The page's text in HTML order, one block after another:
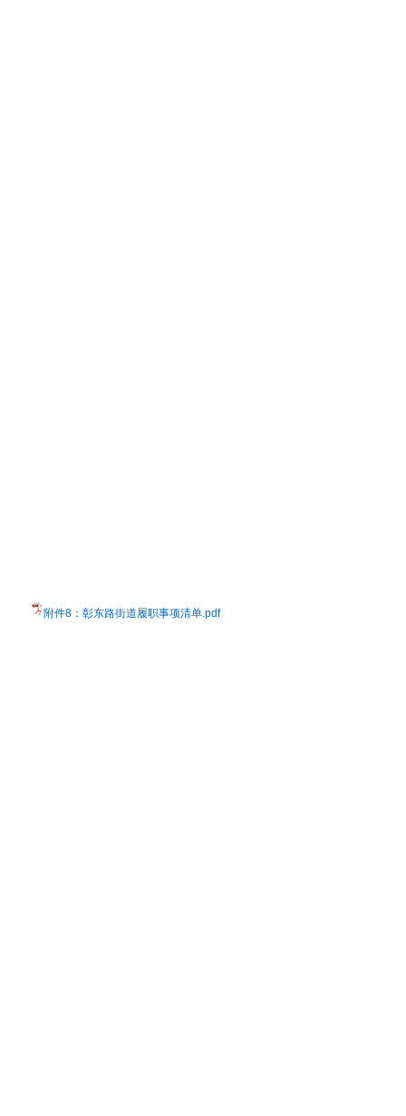
附件8：彰东路街道履职事项清单.pdf